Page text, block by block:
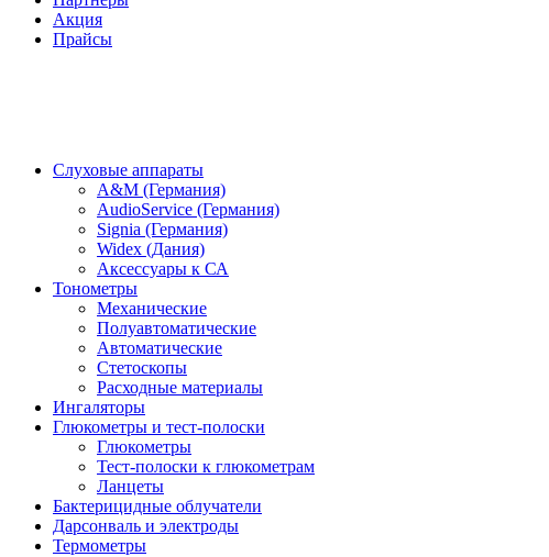
Акция
Прайсы
Слуховые аппараты
A&M (Германия)
AudioService (Германия)
Signia (Германия)
Widex (Дания)
Аксессуары к СА
Тонометры
Механические
Полуавтоматические
Автоматические
Стетоскопы
Расходные материалы
Ингаляторы
Глюкометры и тест-полоски
Глюкометры
Тест-полоски к глюкометрам
Ланцеты
Бактерицидные облучатели
Дарсонваль и электроды
Термометры